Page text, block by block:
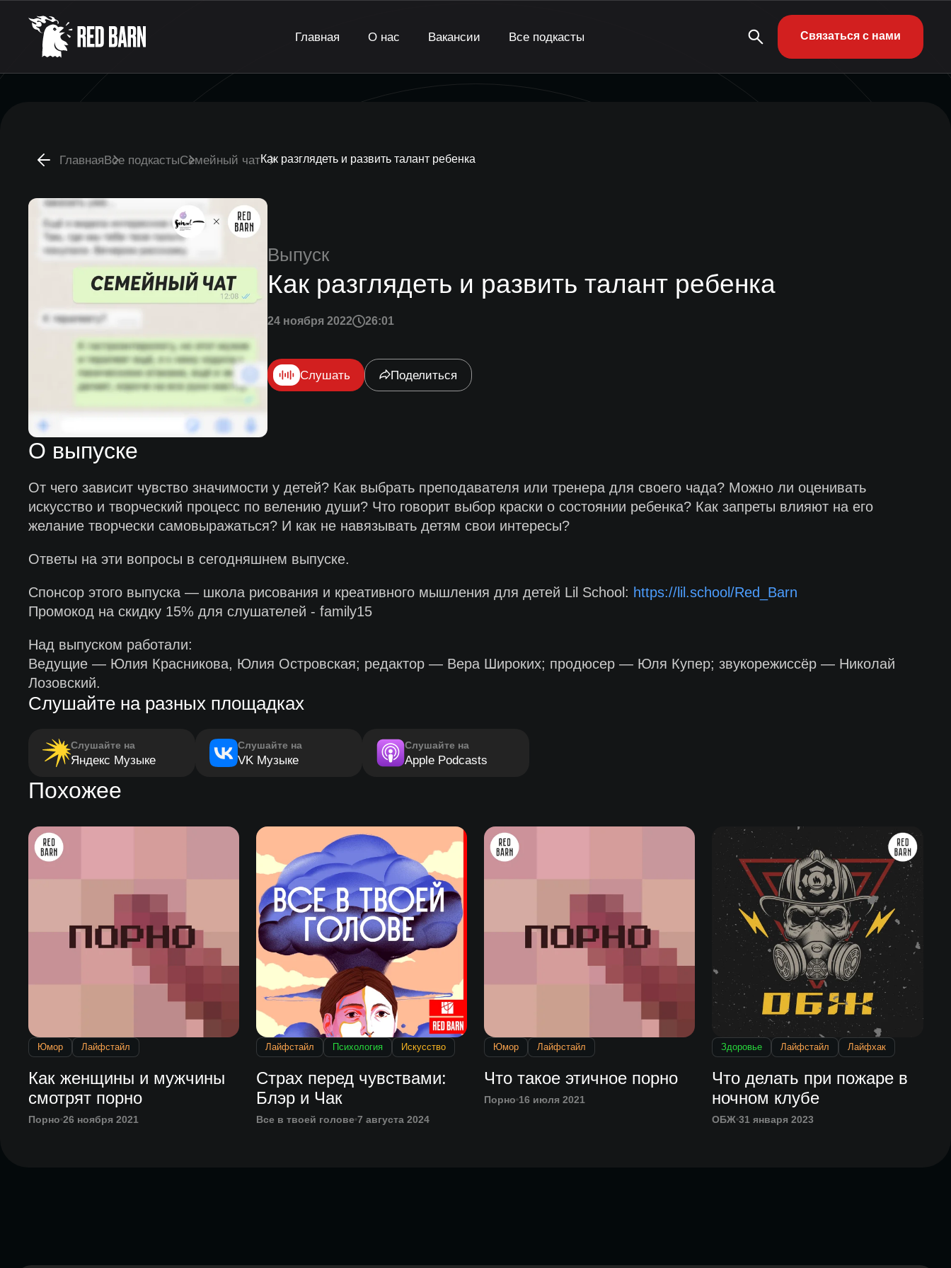
Главная О нас Вакансии Все подкасты Связаться с нами
ГлавнаяВсе подкастыСемейный чатКак разглядеть и развить талант ребенка
Выпуск
Как разглядеть и развить талант ребенка
24 ноября 2022 26:01
Слушать Поделиться
О выпуске
От чего зависит чувство значимости у детей? Как выбрать преподавателя или тренера для своего чада? Можно ли оценивать
искусство и творческий процесс по велению души? Что говорит выбор краски о состоянии ребенка? Как запреты влияют на его
желание творчески самовыражаться? И как не навязывать детям свои интересы?
Ответы на эти вопросы в сегодняшнем выпуске.
Спонсор этого выпуска — школа рисования и креативного мышления для детей Lil School: https://lil.school/Red_Barn
Промокод на скидку 15% для слушателей - family15
Над выпуском работали:
Ведущие — Юлия Красникова, Юлия Островская; редактор — Вера Широких; продюсер — Юля Купер; звукорежиссёр — Николай
Лозовский.
Слушайте на разных площадках
Слушайте на
Яндекс Музыке
Слушайте на
VK Музыке
Слушайте на
Apple Podcasts
Похожее
Юмор Лайфстайл
Как женщины и мужчины
смотрят порно
Порно 26 ноября 2021
Лайфстайл Психология Искусство
Страх перед чувствами:
Блэр и Чак
Все в твоей голове 7 августа 2024
Юмор Лайфстайл
Что такое этичное порно
Порно 16 июля 2021
Здоровье Лайфстайл Лайфхак
Что делать при пожаре в
ночном клубе
ОБЖ 31 января 2023